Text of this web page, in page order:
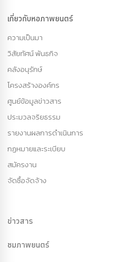
เกี่ยวกับหอภาพยนตร์
ความเป็นมา
วิสัยทัศน์ พันธกิจ
คลังอนุรักษ์
โครงสร้างองค์กร
ศูนย์ข้อมูลข่าวสาร
ประมวลจริยธรรม
รายงานผลการดำเนินการ
กฏหมายและระเบียบ
สมัครงาน
จัดซื้อจัดจ้าง
ข่าวสาร
ชมภาพยนตร์